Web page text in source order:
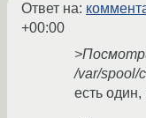
Ответ на:
+00:00
/var/spool/
есть